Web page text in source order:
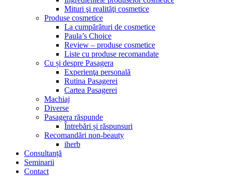
Mituri şi realităţi cosmetice
Produse cosmetice
La cumpărături de cosmetice
Paula’s Choice
Review – produse cosmetice
Liste cu produse recomandate
Cu și despre Pasagera
Experienţa personală
Rutina Pasagerei
Cartea Pasagerei
Machiaj
Diverse
Pasagera răspunde
Întrebări și răspunsuri
Recomandări non-beauty
iherb
Consultanță
Seminarii
Contact